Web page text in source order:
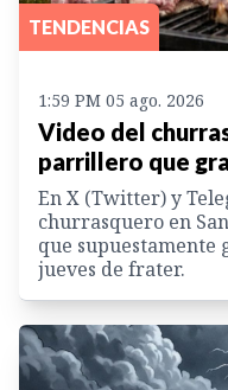
TENDENCIAS
1:59 PM 05 ago. 2026
Video del
parrillero que
En X (Twitter) y
churrasquero en
que
jueves de frater.